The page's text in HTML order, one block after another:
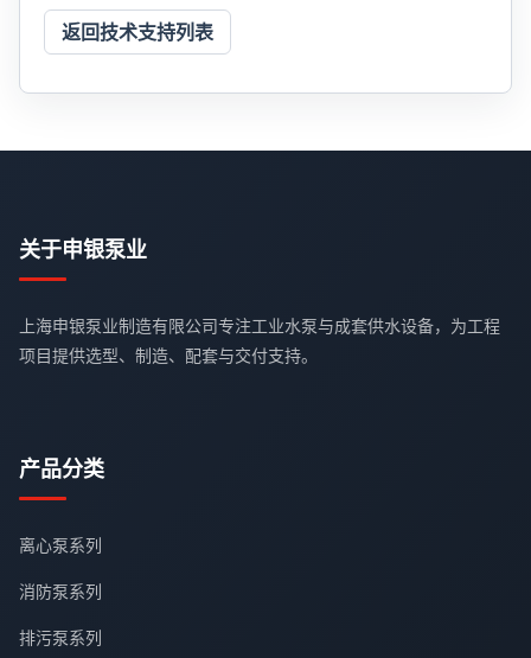
返回技术支持列表
关于申银泵业
上海申银泵业制造有限公司专注工业水泵与成套供水设备，为工程
项目提供选型、制造、配套与交付支持。
产品分类
离心泵系列
消防泵系列
排污泵系列